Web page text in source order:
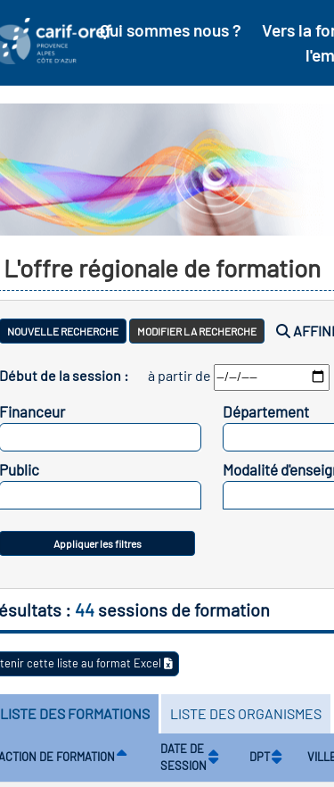
Qui sommes nous ?
Vers la
L'offre régionale de formation
NOUVELLE RECHERCHE MODIFIER LA RECHERCHE
Début de la session : à partir de
Financeur Département
Public Modalité
Appliquer les filtres
: 44 sessions de formation
cette liste au format Excel
LISTE DES FORMATIONS LISTE DES ORGANISMES
DE FORMATION
DATE DE
SESSION
DPT